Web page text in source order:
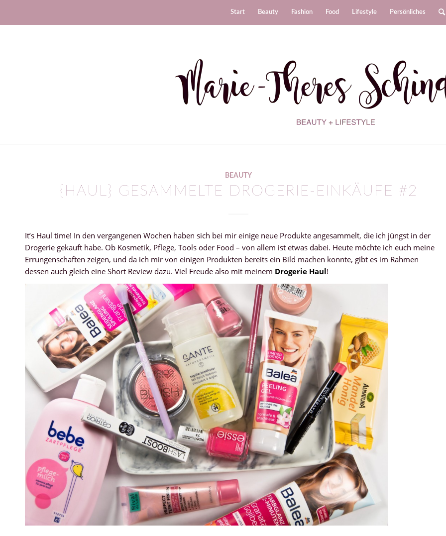
Start Beauty Fashion Food Lifestyle Persönliches
BEAUTY
{HAUL} GESAMMELTE DROGERIE-EINKÄUFE #2
It’s Haul time! In den vergangenen Wochen haben sich bei mir einige neue Produkte angesammelt, die ich jüngst in der
Drogerie gekauft habe. Ob Kosmetik, Pflege, Tools oder Food – von allem ist etwas dabei. Heute möchte ich euch meine
Errungenschaften zeigen, und da ich mir von einigen Produkten bereits ein Bild machen konnte, gibt es im Rahmen
dessen auch gleich eine Short Review dazu. Viel Freude also mit meinem Drogerie Haul!